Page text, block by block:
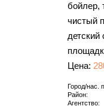
бойлер,
чистый
детский
Цена:
Город/нас.
Район:
Агентство: